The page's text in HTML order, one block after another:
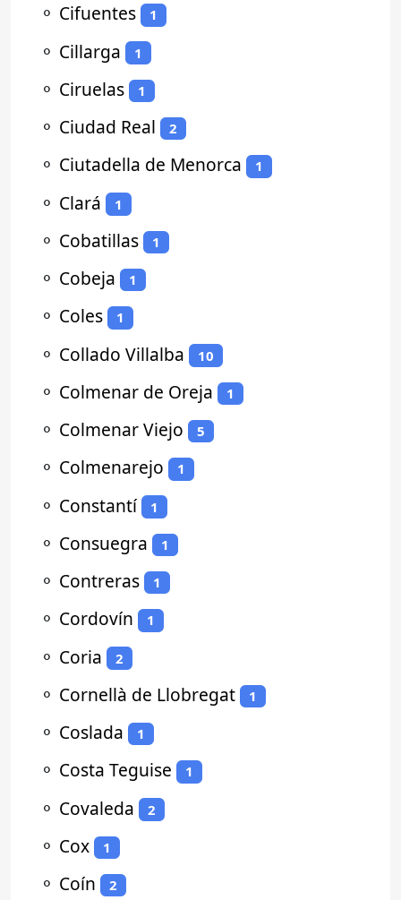
⚬ Cifuentes 1
⚬ Cillarga 1
⚬ Ciruelas 1
⚬ Ciudad Real 2
⚬ Ciutadella de Menorca 1
⚬ Clará 1
⚬ Cobatillas 1
⚬ Cobeja 1
⚬ Coles 1
⚬ Collado Villalba 10
⚬ Colmenar de Oreja 1
⚬ Colmenar Viejo 5
⚬ Colmenarejo 1
⚬ Constantí 1
⚬ Consuegra 1
⚬ Contreras 1
⚬ Cordovín 1
⚬ Coria 2
⚬ Cornellà de Llobregat 1
⚬ Coslada 1
⚬ Costa Teguise 1
⚬ Covaleda 2
⚬ Cox 1
⚬ Coín 2